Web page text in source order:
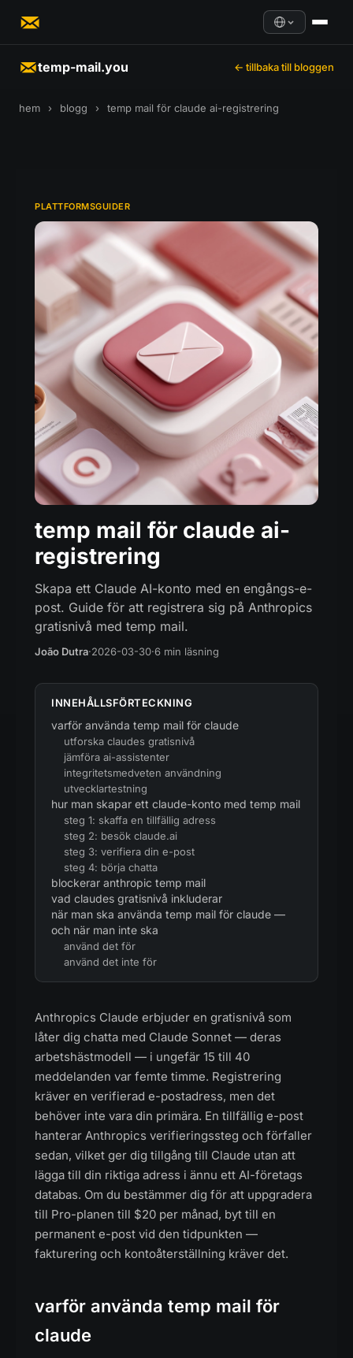
temp-mail.you ← tillbaka till bloggen
hem › blogg › temp mail för claude ai-registrering
PLATTFORMSGUIDER
temp mail för claude ai-
registrering
Skapa ett Claude AI-konto med en engångs-e-
post. Guide för att registrera sig på Anthropics
gratisnivå med temp mail.
João Dutra·2026-03-30·6 min läsning
INNEHÅLLSFÖRTECKNING
varför använda temp mail för claude
utforska claudes gratisnivå
jämföra ai-assistenter
integritetsmedveten användning
utvecklartestning
hur man skapar ett claude-konto med temp mail
steg 1: skaffa en tillfällig adress
steg 2: besök claude.ai
steg 3: verifiera din e-post
steg 4: börja chatta
blockerar anthropic temp mail
vad claudes gratisnivå inkluderar
när man ska använda temp mail för claude —
och när man inte ska
använd det för
använd det inte för
Anthropics Claude erbjuder en gratisnivå som
låter dig chatta med Claude Sonnet — deras
arbetshästmodell — i ungefär 15 till 40
meddelanden var femte timme. Registrering
kräver en verifierad e-postadress, men det
behöver inte vara din primära. En tillfällig e-post
hanterar Anthropics verifieringssteg och förfaller
sedan, vilket ger dig tillgång till Claude utan att
lägga till din riktiga adress i ännu ett AI-företags
databas. Om du bestämmer dig för att uppgradera
till Pro-planen till $20 per månad, byt till en
permanent e-post vid den tidpunkten —
fakturering och kontoåterställning kräver det.
varför använda temp mail för
claude